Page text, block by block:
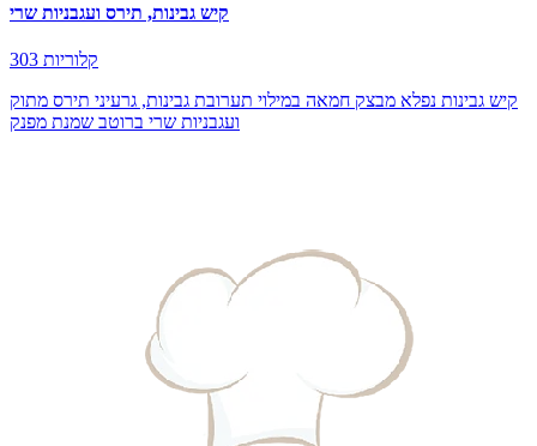
קיש גבינות, תירס ועגבניות שרי
303 קלוריות
קיש גבינות נפלא מבצק חמאה במילוי תערובת גבינות, גרעיני תירס מתוק
ועגבניות שרי ברוטב שמנת מפנק